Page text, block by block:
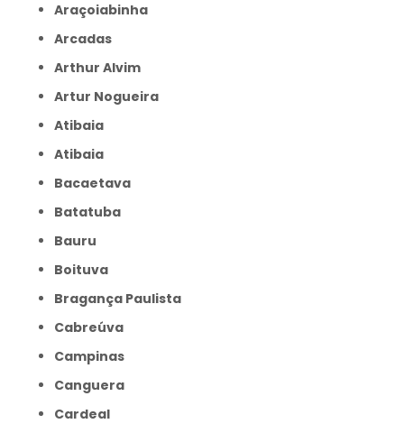
Araçoiabinha
Arcadas
Arthur Alvim
Artur Nogueira
Atibaia
Atibaia
Bacaetava
Batatuba
Bauru
Boituva
Bragança Paulista
Cabreúva
Campinas
Canguera
Cardeal